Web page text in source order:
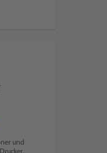
und